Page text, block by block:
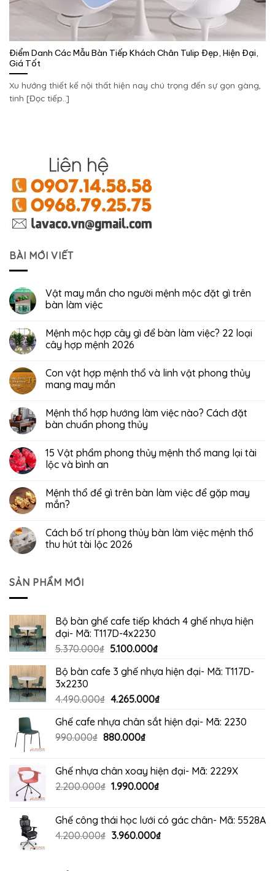
Điểm Danh Các Mẫu Bàn Tiếp Khách Chân Tulip Đẹp, Hiện Đại,
Giá Tốt
Xu hướng thiết kế nội thất hiện nay chú trọng đến sự gọn gàng,
tinh [Đọc tiếp..]
BÀI MỚI VIẾT
Vật may mắn cho người mệnh mộc đặt gì trên
bàn làm việc
Mệnh mộc hợp cây gì để bàn làm việc? 22 loại
cây hợp mệnh 2026
Con vật hợp mệnh thổ và linh vật phong thủy
mang may mắn
Mệnh thổ hợp hướng làm việc nào? Cách đặt
bàn chuẩn phong thủy
15 Vật phẩm phong thủy mệnh thổ mang lại tài
lộc và bình an
Mệnh thổ để gì trên bàn làm việc để gặp may
mắn?
Cách bố trí phong thủy bàn làm việc mệnh thổ
thu hút tài lộc 2026
SẢN PHẨM MỚI
Bộ bàn ghế cafe tiếp khách 4 ghế nhựa hiện
đại- Mã: T117D-4x2230
5.370.000₫ Giá
là:
5.100.000₫Giá
tại
5.100.000₫.
Bộ bàn cafe 3 ghế nhựa hiện đại- Mã: T117D-
3x2230
4.490.000₫ Giá
là:
4.490.000₫.
4.265.000₫Giá
tại
Ghế cafe nhựa chân sắt hiện đại- Mã: 2230
990.000₫ Giá
990.000₫.
880.000₫Giá
là:
880.000₫.
Ghế nhựa chân xoay hiện đại- Mã: 2229X
2.200.000₫ Giá
2.200.000₫.
1.990.000₫Giá
là:
1.990.000₫.
Ghế công thái học lưới có gác chân- Mã: 5528A
4.200.000₫ Giá
3.960.000₫Giá